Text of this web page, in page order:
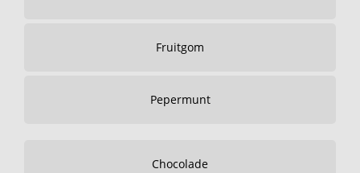
Fruitgom
Pepermunt
Chocolade